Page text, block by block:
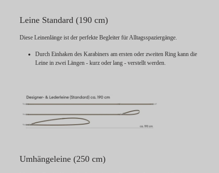
Leine Standard (190 cm)
Diese Leinenlänge ist der perfekte Begleiter für Alltagsspaziergänge.
Durch Einhaken des Karabiners am ersten oder zweiten Ring kann die
Leine in zwei Längen - kurz oder lang - verstellt werden.
Umhängeleine (250 cm)